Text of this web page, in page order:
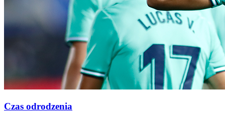
Czas odrodzenia